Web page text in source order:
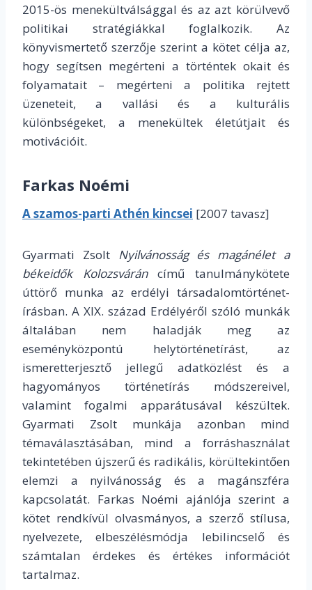
2015-ös menekültválsággal és az azt körülvevő
politikai stratégiákkal foglalkozik. Az
könyvismertető szerzője szerint a kötet célja az,
hogy segítsen megérteni a történtek okait és
folyamatait – megérteni a politika rejtett
üzeneteit, a vallási és a kulturális
különbségeket, a menekültek életútjait és
motivációit.
Farkas Noémi
A szamos-parti Athén kincsei [2007 tavasz]
Gyarmati Zsolt Nyilvánosság és magánélet a
békeidők Kolozsváráncímű tanulmánykötete
úttörő munka az erdélyi társadalomtörténet-
írásban. A XIX. század Erdélyéről szóló munkák
általában nem haladják meg az
eseményközpontú helytörténetírást, az
ismeretterjesztő jellegű adatközlést és a
hagyományos történetírás módszereivel,
valamint fogalmi apparátusával készültek.
Gyarmati Zsolt munkája azonban mind
témaválasztásában, mind a forráshasználat
tekintetében újszerű és radikális, körültekintően
elemzi a nyilvánosság és a magánszféra
kapcsolatát. Farkas Noémi ajánlója szerint a
kötet rendkívül olvasmányos, a szerző stílusa,
nyelvezete, elbeszélésmódja lebilincselő és
számtalan érdekes és értékes információt
tartalmaz.